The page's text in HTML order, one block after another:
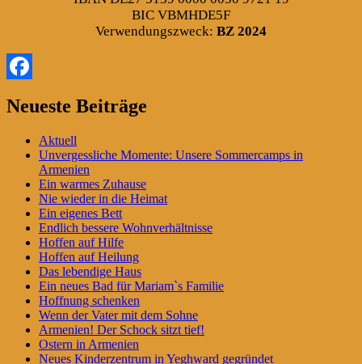
BIC VBMHDE5F
Verwendungszweck: BZ 2024
Primärer
Widgetbereich
Neueste Beiträge
Aktuell
Unvergessliche Momente: Unsere Sommercamps in
Armenien
Ein warmes Zuhause
Nie wieder in die Heimat
Ein eigenes Bett
Endlich bessere Wohnverhältnisse
Hoffen auf Hilfe
Hoffen auf Heilung
Das lebendige Haus
Ein neues Bad für Mariam`s Familie
Hoffnung schenken
Wenn der Vater mit dem Sohne
Armenien! Der Schock sitzt tief!
Ostern in Armenien
Neues Kinderzentrum in Yeghward gegründet